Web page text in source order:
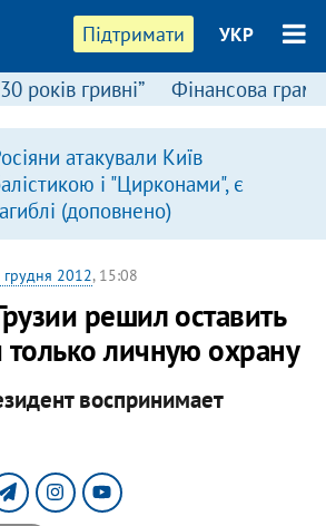
Підтримати УКР
років гривні” Фінансова
атакували Київ
і "Цирконами", є
(доповнено)
грудня 2012, 15:08
решил оставить
личную охрану
воспринимает